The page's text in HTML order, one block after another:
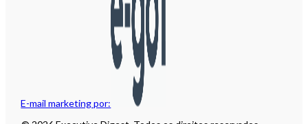
E-mail marketing por: